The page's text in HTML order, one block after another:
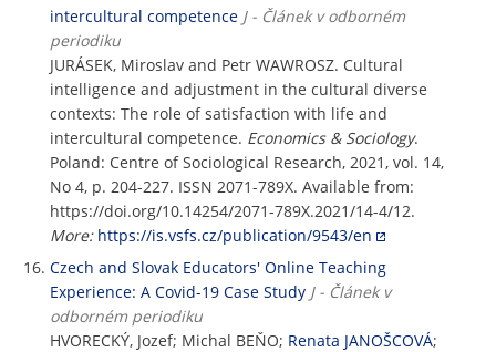
intercultural competence J - Článek v odborném
periodiku
JURÁSEK, Miroslav and Petr WAWROSZ. Cultural
intelligence and adjustment in the cultural diverse
contexts: The role of satisfaction with life and
intercultural competence. Economics & Sociology.
Poland: Centre of Sociological Research, 2021, vol. 14,
No 4, p. 204-227. ISSN 2071-789X. Available from:
https://doi.org/10.14254/2071-789X.2021/14-4/12.
More: https://is.vsfs.cz/publication/9543/en
Czech and Slovak Educators' Online Teaching
Experience: A Covid-19 Case Study J - Článek v
odborném periodiku
HVORECKÝ, Jozef; Michal BEŇO; Renata JANOŠCOVÁ;